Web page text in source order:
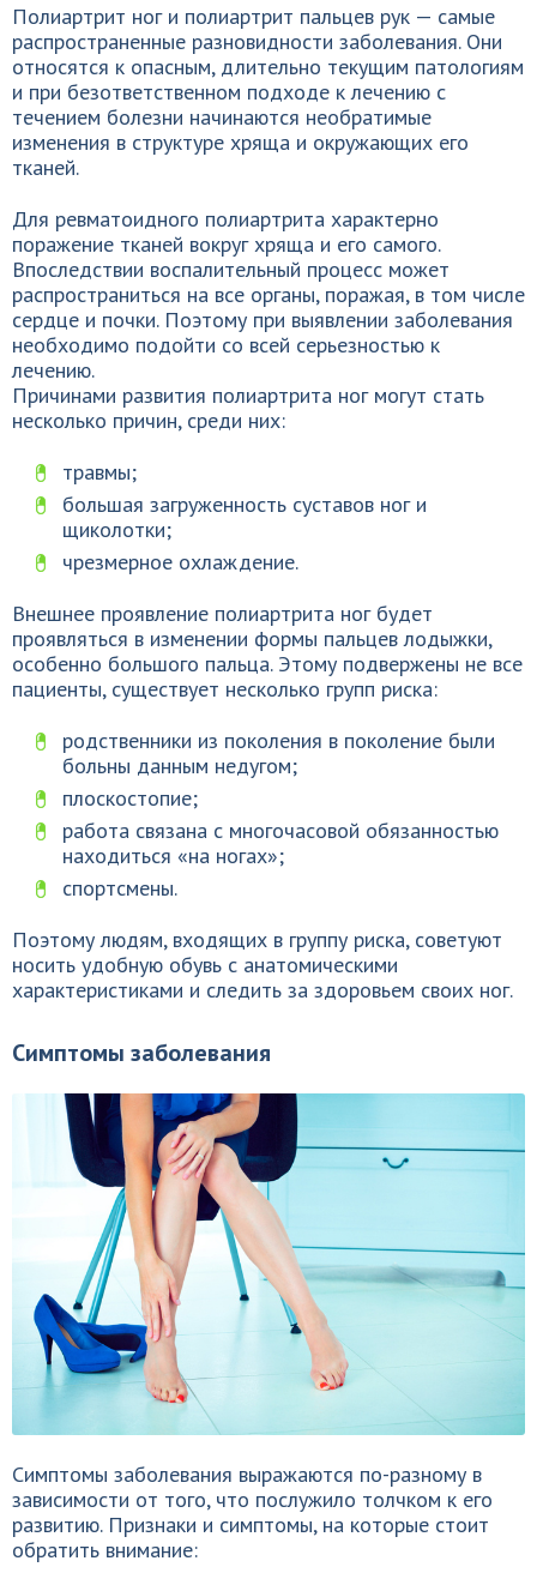
Полиартрит ног и полиартрит пальцев рук — самые
распространенные разновидности заболевания. Они
относятся к опасным, длительно текущим патологиям
и при безответственном подходе к лечению с
течением болезни начинаются необратимые
изменения в структуре хряща и окружающих его
тканей.
Для ревматоидного полиартрита характерно
поражение тканей вокруг хряща и его самого.
Впоследствии воспалительный процесс может
распространиться на все органы, поражая, в том числе
сердце и почки. Поэтому при выявлении заболевания
необходимо подойти со всей серьезностью к
лечению.
Причинами развития полиартрита ног могут стать
несколько причин, среди них:
травмы;
большая загруженность суставов ног и
щиколотки;
чрезмерное охлаждение.
Внешнее проявление полиартрита ног будет
проявляться в изменении формы пальцев лодыжки,
особенно большого пальца. Этому подвержены не все
пациенты, существует несколько групп риска:
родственники из поколения в поколение были
больны данным недугом;
плоскостопие;
работа связана с многочасовой обязанностью
находиться «на ногах»;
спортсмены.
Поэтому людям, входящих в группу риска, советуют
носить удобную обувь с анатомическими
характеристиками и следить за здоровьем своих ног.
Симптомы заболевания
Симптомы заболевания выражаются по-разному в
зависимости от того, что послужило толчком к его
развитию. Признаки и симптомы, на которые стоит
обратить внимание: